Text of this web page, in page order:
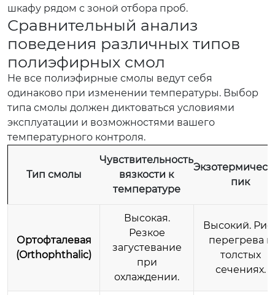
шкафу рядом с зоной отбора проб.
Сравнительный анализ
поведения различных типов
полиэфирных смол
Не все полиэфирные смолы ведут себя
одинаково при изменении температуры. Выбор
типа смолы должен диктоваться условиями
эксплуатации и возможностями вашего
температурного контроля.
Тип смолы
Чувствительность
вязкости к
температуре
пик
Ортофталевая
(Orthophthalic)
Высокая.
Резкое
загустевание
при
охлаждении.
Высокий.
перегрева в
толстых
сечениях.